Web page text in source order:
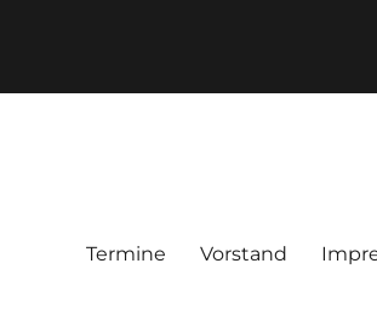
Termine Vorstand